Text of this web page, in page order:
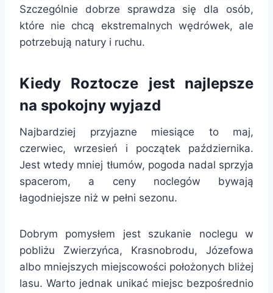
Szczególnie dobrze sprawdza się dla osób,
które nie chcą ekstremalnych wędrówek, ale
potrzebują natury i ruchu.
Kiedy Roztocze jest najlepsze
na spokojny wyjazd
Najbardziej przyjazne miesiące to maj,
czerwiec, wrzesień i początek października.
Jest wtedy mniej tłumów, pogoda nadal sprzyja
spacerom, a ceny noclegów bywają
łagodniejsze niż w pełni sezonu.
Dobrym pomysłem jest szukanie noclegu w
pobliżu Zwierzyńca, Krasnobrodu, Józefowa
albo mniejszych miejscowości położonych bliżej
lasu. Warto jednak unikać miejsc bezpośrednio